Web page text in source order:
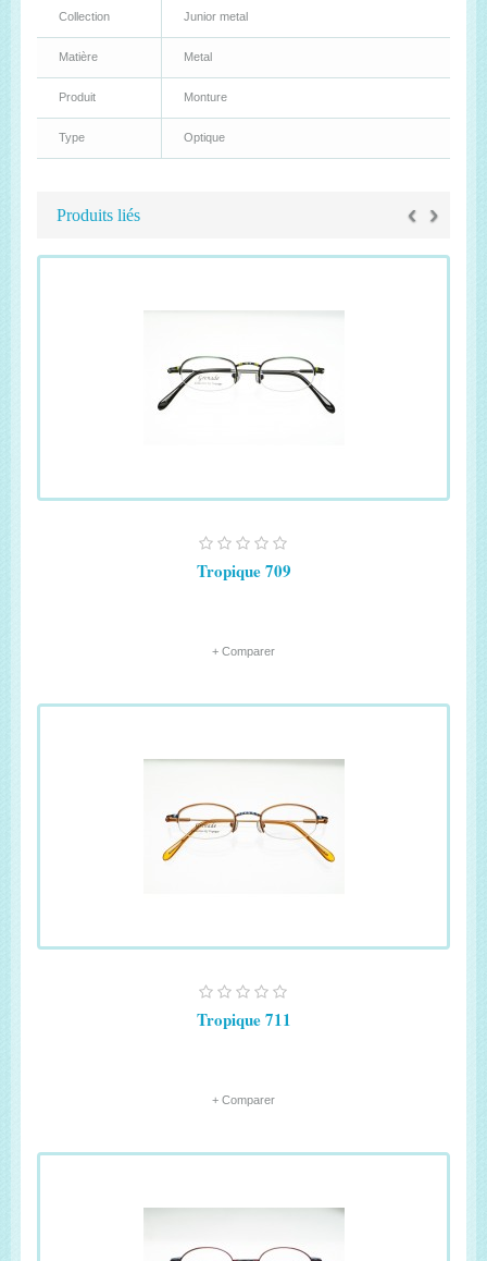
Collection Junior metal
Matière Metal
Produit Monture
Type Optique
Produits liés ‹ ›
Tropique 709
+ Comparer
Tropique 711
+ Comparer